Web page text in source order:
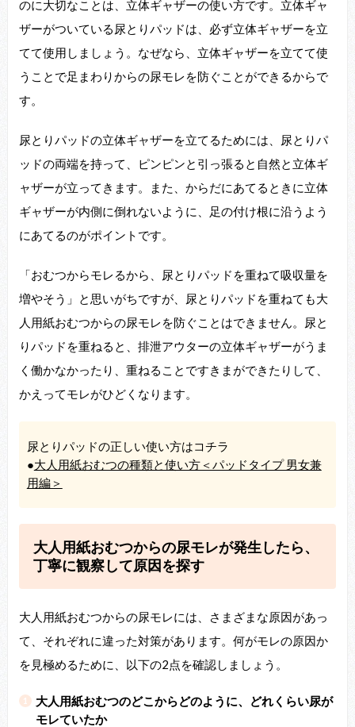
のに大切なことは、立体ギャザーの使い方です。立体ギャ
ザーがついている尿とりパッドは、必ず立体ギャザーを立
てて使用しましょう。なぜなら、立体ギャザーを立てて使
うことで足まわりからの尿モレを防ぐことができるからで
す。
尿とりパッドの立体ギャザーを立てるためには、尿とりパ
ッドの両端を持って、ピンピンと引っ張ると自然と立体ギ
ャザーが立ってきます。また、からだにあてるときに立体
ギャザーが内側に倒れないように、足の付け根に沿うよう
にあてるのがポイントです。
「おむつからモレるから、尿とりパッドを重ねて吸収量を
増やそう」と思いがちですが、尿とりパッドを重ねても大
人用紙おむつからの尿モレを防ぐことはできません。尿と
りパッドを重ねると、排泄アウターの立体ギャザーがうま
く働かなかったり、重ねることですきまができたりして、
かえってモレがひどくなります。
尿とりパッドの正しい使い方はコチラ
●大人用紙おむつの種類と使い方＜パッドタイプ 男女兼
用編＞
大人用紙おむつからの尿モレが発生したら、
丁寧に観察して原因を探す
大人用紙おむつからの尿モレには、さまざまな原因があっ
て、それぞれに違った対策があります。何がモレの原因か
を見極めるために、以下の2点を確認しましょう。
大人用紙おむつのどこからどのように、どれくらい尿が
モレていたか